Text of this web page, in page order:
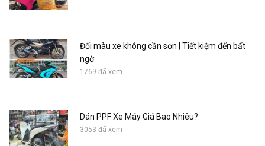
Đổi màu xe không cần sơn | Tiết kiệm đến bất
ngờ
1769 đã xem
Dán PPF Xe Máy Giá Bao Nhiêu?
3053 đã xem